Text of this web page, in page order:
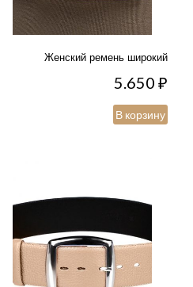
Женский ремень широкий
5.650₽
В корзину